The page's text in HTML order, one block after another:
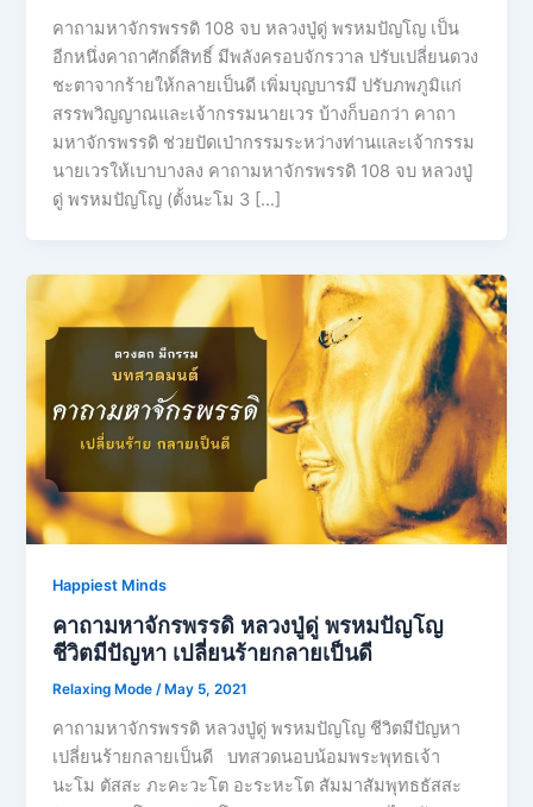
คาถามหาจักรพรรดิ​ 108 จบ​ หลวงปู่ดู่​ พรหม​ปัญโญ เป็น
อีกหนึ่งคาถาศักดิ์สิทธิ์ มีพลังครอบจักรวาล ปรับเปลี่ยนดวง
ชะตาจากร้ายให้กลายเป็นดี เพิ่มบุญบารมี ปรับภพภูมิแก่
สรรพวิญญาณและเจ้ากรรมนายเวร บ้างก็บอกว่า คาถา
มหาจักรพรรดิ​ ช่วยปัดเป่ากรรมระหว่างท่านและเจ้ากรรม
นายเวรให้เบาบางลง คาถามหาจักรพรรดิ​ 108 จบ​ หลวงปู่
ดู่​ พรหม​ปัญโญ​ (ตั้งนะโม 3 […]
Happiest Minds
คาถามหาจักรพรรดิ​ หลวงปู่ดู่​ พรหม​ปัญโญ​
ชีวิตมีปัญหา เปลี่ยนร้ายกลายเป็นดี
Relaxing Mode/ May 5, 2021
คาถามหาจักรพรรดิ​ หลวงปู่ดู่​ พรหม​ปัญโญ​ ชีวิตมีปัญหา
เปลี่ยนร้ายกลายเป็นดี บทสวดนอบน้อมพระพุทธเจ้า
นะโม ตัสสะ ภะคะวะโต อะระหะโต สัมมาสัมพุทธธัสสะ